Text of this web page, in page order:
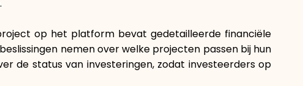
op het platform bevat gedetailleerde financiële
nemen over welke projecten passen bij hun
de status van investeringen, zodat investeerders op